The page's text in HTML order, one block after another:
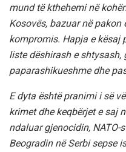
mund të kthehemi në
Kosovës, bazuar në pakon
kompromis. Hapja e kësaj
liste dëshirash e shtysash,
paparashikueshme dhe
E dyta është pranimi i së
krimet dhe keqbërjet e saj
ndaluar gjenocidin,
Beogradin në Serbi sepse